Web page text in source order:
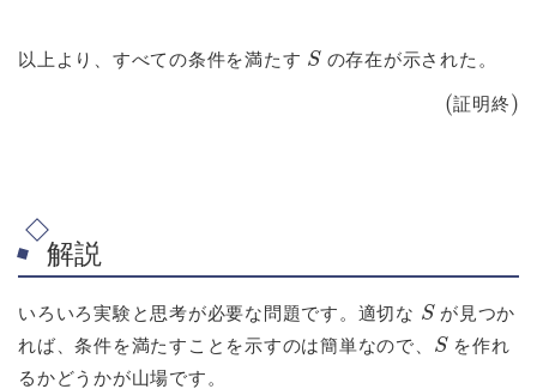
以上より、すべての条件を満たす Sの存在が示された。
証明終
(証明終)
解説
いろいろ実験と思考が必要な問題です。適切な Sが見つか
れば、条件を満たすことを示すのは簡単なので、
Sを作れ
るかどうかが山場です。